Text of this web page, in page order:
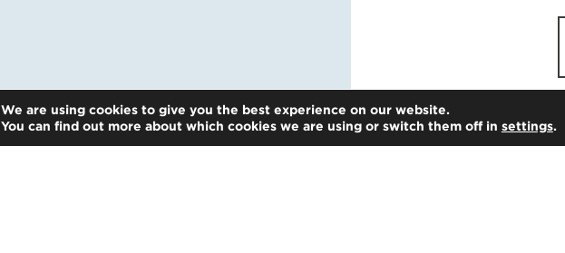
We are using cookies to give you the best experience on our website.
You can find out more about which cookies we are using or switch them off in settings.